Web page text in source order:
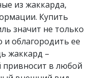
из жаккарда,
Купить
значит не только
облагородить ее
жаккард –
в любой